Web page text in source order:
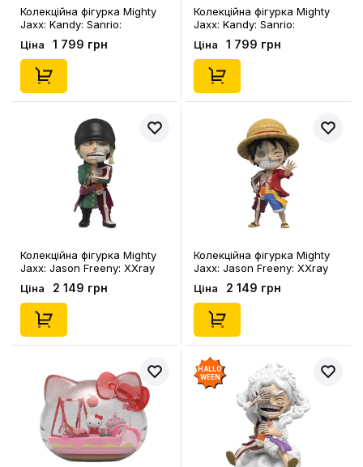
Колекційна фігурка Mighty
Jaxx: Kandy: Sanrio:
Seasonal Sweets: Spooky
Fun Series: Kuromi, (76382)
Ціна 1 799 грн
Колекційна фігурка Mighty
Jaxx: Kandy: Sanrio:
Seasonal Sweets: Floral
Daydream Series: Hello Kitty,
(76381)
Ціна 1 799 грн
Колекційна фігурка Mighty
Jaxx: Jason Freeny: XXray
Plus: One Piece: Wanted
Series: Roronoa Zoro,
(78884)
Ціна 2 149 грн
Колекційна фігурка Mighty
Jaxx: Jason Freeny: XXray
Plus: One Piece: Wanted
Series: Monkey D. Luffy,
(78877)
Ціна 2 149 грн
HALLO
WEEN